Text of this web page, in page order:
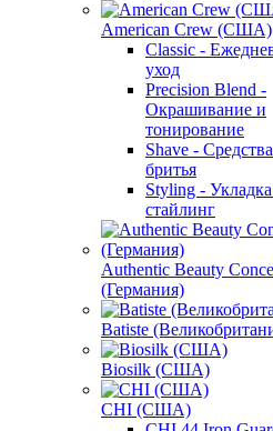
American Crew (США)
Classic -
уход
Precision Blend -
Окрашивание и
тонирование
Shave -
бритья
Styling -
стайлинг
Authentic Beauty
(Германия)
Batiste
Biosilk (США)
CHI (США)